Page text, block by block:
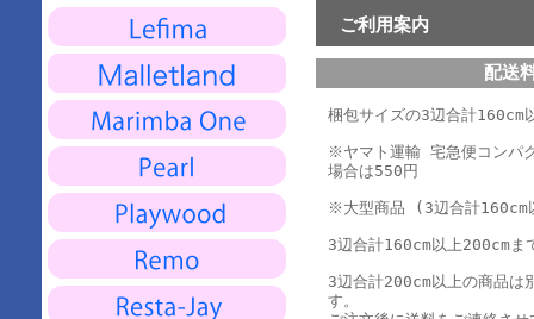
ご利用案内
配送
梱包サイズの3辺合計
※ヤマト運輸 宅急便コンパ
場合は550円
※大型商品 (3辺合計160cm
3辺合計160cm以上200cm
3辺合計200cm以上の商品は
す。